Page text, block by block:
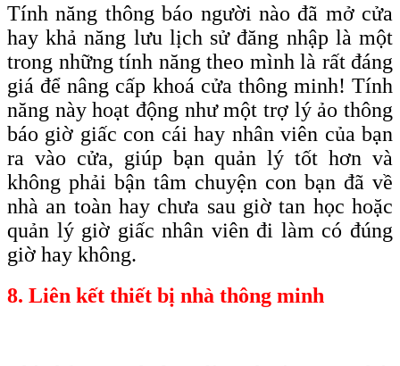
Tính năng thông báo người nào đã mở cửa
hay khả năng lưu lịch sử đăng nhập là một
trong những tính năng theo mình là rất đáng
giá để nâng cấp khoá cửa thông minh! Tính
năng này hoạt động như một trợ lý ảo thông
báo giờ giấc con cái hay nhân viên của bạn
ra vào cửa, giúp bạn quản lý tốt hơn và
không phải bận tâm chuyện con bạn đã về
nhà an toàn hay chưa sau giờ tan học hoặc
quản lý giờ giấc nhân viên đi làm có đúng
giờ hay không.
8. Liên kết thiết bị nhà thông minh